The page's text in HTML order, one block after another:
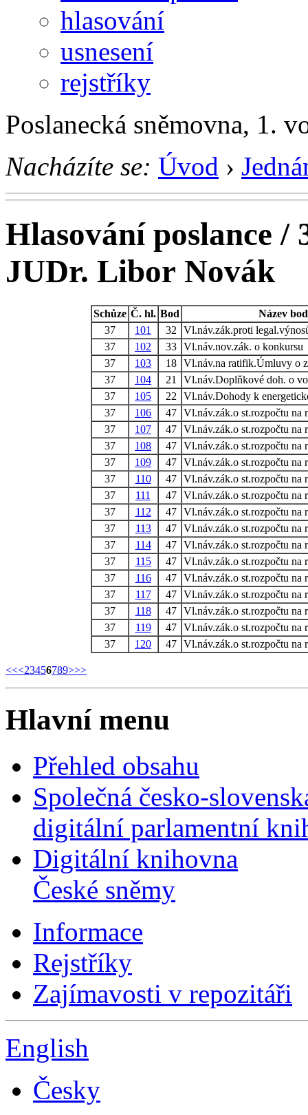
hlasování
usnesení
rejstříky
Poslanecká sněmovna, 1.
Nacházíte se: Úvod ›
Hlasování poslance /
JUDr. Libor Novák
Schůze Č. hl. Bod
Název
37
101 32
Vl.náv.zák.proti
37
102 33 Vl.náv.nov.zák. o konkursu
37
103 18 Vl.náv.na ratifik.Úmluvy o
37
104 21
Vl.náv.Doplňkové doh. o
37
105 22
Vl.náv.Dohody k
37
106 47 Vl.náv.zák.o st.rozpočtu na
37
107 47 Vl.náv.zák.o st.rozpočtu na
37
108 47 Vl.náv.zák.o st.rozpočtu na
37
109 47 Vl.náv.zák.o st.rozpočtu na
37
110 47 Vl.náv.zák.o st.rozpočtu na
37
111 47 Vl.náv.zák.o st.rozpočtu na
37
112 47 Vl.náv.zák.o st.rozpočtu na
37
113 47 Vl.náv.zák.o st.rozpočtu na
37
114 47 Vl.náv.zák.o st.rozpočtu na
37
115 47 Vl.náv.zák.o st.rozpočtu na
37
116 47 Vl.náv.zák.o st.rozpočtu na
37
117 47 Vl.náv.zák.o st.rozpočtu na
37
118 47 Vl.náv.zák.o st.rozpočtu na
37
119 47 Vl.náv.zák.o st.rozpočtu na
37
120 47 Vl.náv.zák.o st.rozpočtu na
<<<23456789>>>
Hlavní menu
Přehled obsahu
Společná česko-
digitální parlamentní
Digitální knihovna
České sněmy
Informace
Rejstříky
Zajímavosti v repozitáři
English
Česky